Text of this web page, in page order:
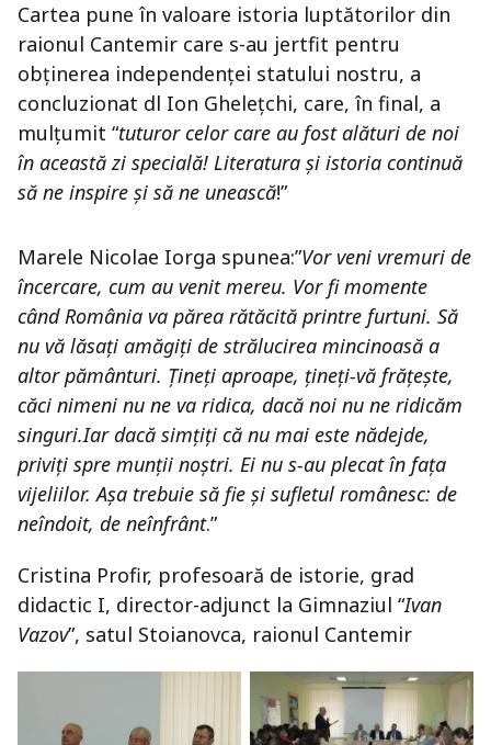
Cartea pune în valoare istoria luptătorilor din
raionul Cantemir care s-au jertfit pentru
obținerea independenței statului nostru, a
concluzionat dl Ion Ghelețchi, care, în final, a
mulțumit “tuturor celor care au fost alături de noi
în această zi specială! Literatura și istoria continuă
să ne inspire și să ne unească!”
Marele Nicolae Iorga spunea:”Vor veni vremuri de
încercare, cum au venit mereu. Vor fi momente
când România va părea rătăcită printre furtuni. Să
nu vă lăsați amăgiți de strălucirea mincinoasă a
altor pământuri. Țineți aproape, țineți-vă frățește,
căci nimeni nu ne va ridica, dacă noi nu ne ridicăm
singuri.Iar dacă simțiți că nu mai este nădejde,
priviți spre munții noștri. Ei nu s-au plecat în fața
vijeliilor. Așa trebuie să fie și sufletul românesc: de
neîndoit, de neînfrânt.”
Cristina Profir, profesoară de istorie, grad
didactic I, director-adjunct la Gimnaziul “Ivan
Vazov”, satul Stoianovca, raionul Cantemir